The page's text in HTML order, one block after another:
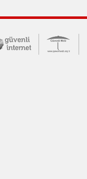
Merkezi
Güvende (yeni
Güvenli